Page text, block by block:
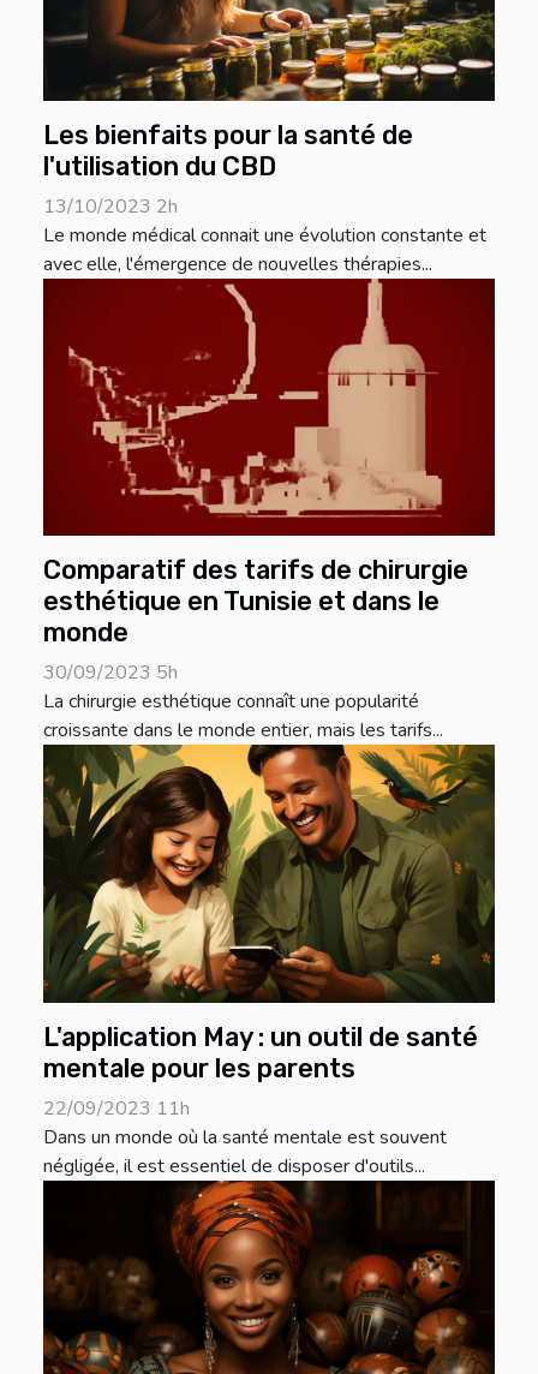
Les bienfaits pour la santé de
l'utilisation du CBD
13/10/2023 2h
Le monde médical connait une évolution constante et
avec elle, l'émergence de nouvelles thérapies...
Comparatif des tarifs de chirurgie
esthétique en Tunisie et dans le
monde
30/09/2023 5h
La chirurgie esthétique connaît une popularité
croissante dans le monde entier, mais les tarifs...
L'application May : un outil de santé
mentale pour les parents
22/09/2023 11h
Dans un monde où la santé mentale est souvent
négligée, il est essentiel de disposer d'outils...